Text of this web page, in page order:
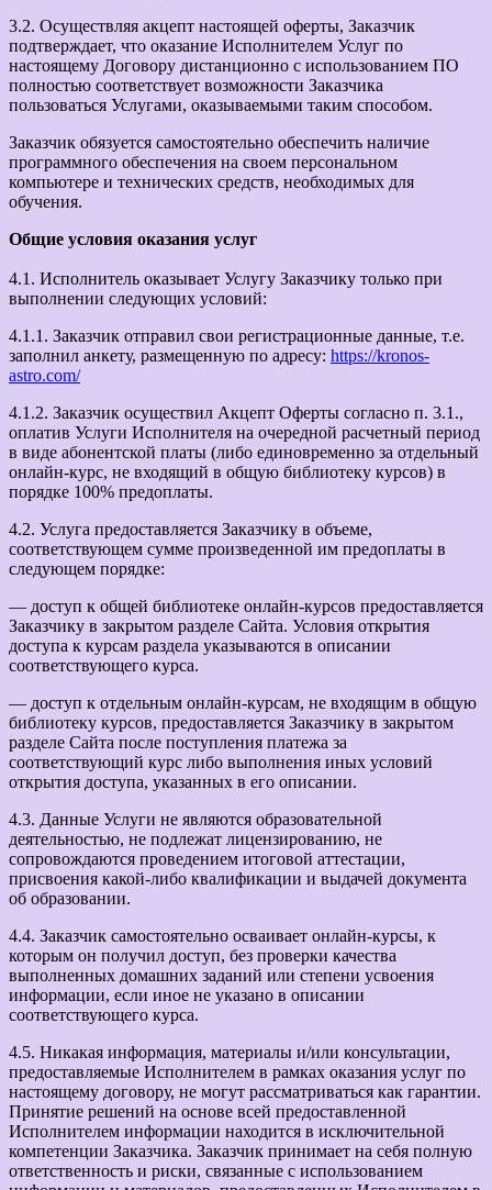
3.2. Осуществляя акцепт настоящей оферты, Заказчик
подтверждает, что оказание Исполнителем Услуг по
настоящему Договору дистанционно с использованием ПО
полностью соответствует возможности Заказчика
пользоваться Услугами, оказываемыми таким способом.
Заказчик обязуется самостоятельно обеспечить наличие
программного обеспечения на своем персональном
компьютере и технических средств, необходимых для
обучения.
Общие условия оказания услуг
4.1. Исполнитель оказывает Услугу Заказчику только при
выполнении следующих условий:
4.1.1. Заказчик отправил свои регистрационные данные, т.е.
заполнил анкету, размещенную по адресу: https://kronos-
astro.com/
4.1.2. Заказчик осуществил Акцепт Оферты согласно п. 3.1.,
оплатив Услуги Исполнителя на очередной расчетный период
в виде абонентской платы (либо единовременно за отдельный
онлайн-курс, не входящий в общую библиотеку курсов) в
порядке 100% предоплаты.
4.2. Услуга предоставляется Заказчику в объеме,
соответствующем сумме произведенной им предоплаты в
следующем порядке:
— доступ к общей библиотеке онлайн-курсов предоставляется
Заказчику в закрытом разделе Сайта. Условия открытия
доступа к курсам раздела указываются в описании
соответствующего курса.
— доступ к отдельным онлайн-курсам, не входящим в общую
библиотеку курсов, предоставляется Заказчику в закрытом
разделе Сайта после поступления платежа за
соответствующий курс либо выполнения иных условий
открытия доступа, указанных в его описании.
4.3. Данные Услуги не являются образовательной
деятельностью, не подлежат лицензированию, не
сопровождаются проведением итоговой аттестации,
присвоения какой-либо квалификации и выдачей документа
об образовании.
4.4. Заказчик самостоятельно осваивает онлайн-курсы, к
которым он получил доступ, без проверки качества
выполненных домашних заданий или степени усвоения
информации, если иное не указано в описании
соответствующего курса.
4.5. Никакая информация, материалы и/или консультации,
предоставляемые Исполнителем в рамках оказания услуг по
настоящему договору, не могут рассматриваться как гарантии.
Принятие решений на основе всей предоставленной
Исполнителем информации находится в исключительной
компетенции Заказчика. Заказчик принимает на себя полную
ответственность и риски, связанные с использованием